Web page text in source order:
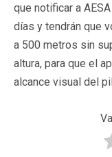
que notificar a
días y tendrán que
a 500 metros sin
altura, para que el
alcance visual del